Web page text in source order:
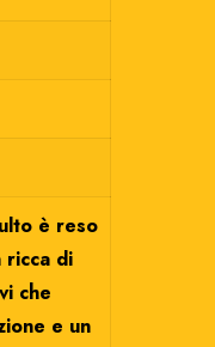
è reso
ricca di
che
e un